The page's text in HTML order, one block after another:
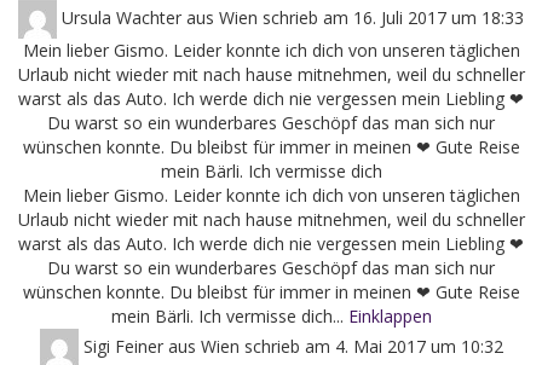
Ursula Wachter aus Wien schrieb am 16. Juli 2017 um 18:33
Mein lieber Gismo. Leider konnte ich dich von unseren täglichen
Urlaub nicht wieder mit nach hause mitnehmen, weil du schneller
warst als das Auto. Ich werde dich nie vergessen mein Liebling ❤
Du warst so ein wunderbares Geschöpf das man sich nur
wünschen konnte. Du bleibst für immer in meinen ❤ Gute Reise
mein Bärli. Ich vermisse dich
Mein lieber Gismo. Leider konnte ich dich von unseren täglichen
Urlaub nicht wieder mit nach hause mitnehmen, weil du schneller
warst als das Auto. Ich werde dich nie vergessen mein Liebling ❤
Du warst so ein wunderbares Geschöpf das man sich nur
wünschen konnte. Du bleibst für immer in meinen ❤ Gute Reise
mein Bärli. Ich vermisse dich... Einklappen
Sigi Feiner aus Wien schrieb am 4. Mai 2017 um 10:32